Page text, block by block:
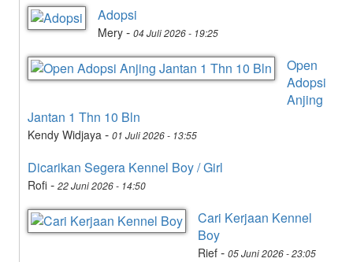
Adopsi
Mery - 04 Juli 2026 - 19:25
Open
Adopsi
Anjing
Jantan 1 Thn 10 Bln
Kendy Widjaya - 01 Juli 2026 - 13:55
Dicarikan Segera Kennel Boy / Girl
Rofi - 22 Juni 2026 - 14:50
Cari Kerjaan Kennel
Boy
Rief - 05 Juni 2026 - 23:05